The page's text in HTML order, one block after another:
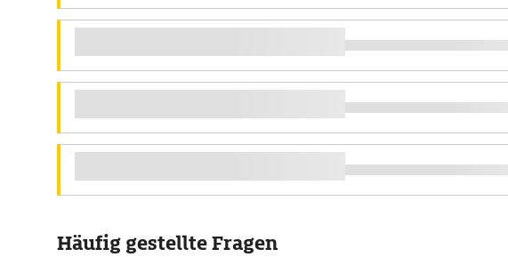
Häufig gestellte Fragen